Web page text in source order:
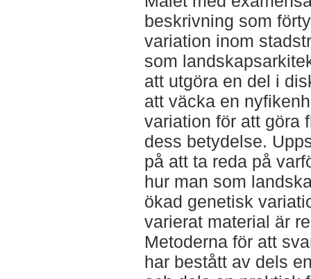
beskrivning som
variation inom
som
att utgöra en del i
att väcka en
variation för att göra
dess betydelse.
på att ta reda på
hur man som
ökad genetisk
varierat material är
Metoderna för att
har bestått av dels